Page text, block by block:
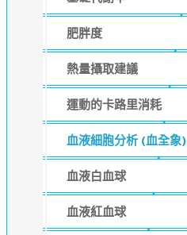
肥胖度
熱量攝取建議
運動的卡路里消耗
血液細胞分析 (血全象)
血液白血球
血液紅血球